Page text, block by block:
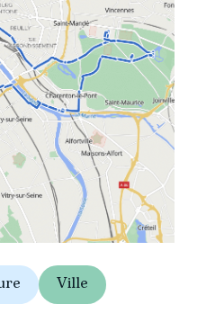
Ville